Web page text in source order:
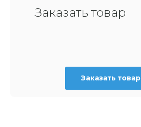
Заказать товар
Заказать товар